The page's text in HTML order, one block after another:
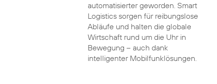
automatisierter geworden. Smart
Logistics sorgen für reibungslose
Abläufe und halten die globale
Wirtschaft rund um die Uhr in
Bewegung – auch dank
intelligenter Mobilfunklösungen.